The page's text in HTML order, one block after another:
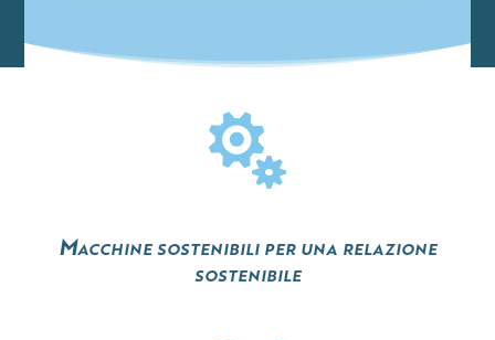

Macchine sostenibili per una relazione
sostenibile